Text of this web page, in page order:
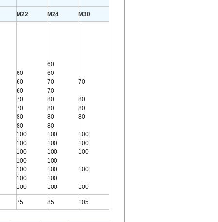
M22 M24 M30
60
60
60
70
70
80
80
100
100
100
100
100
100
100
60
60
70
70
80
80
80
80
100
100
100
100
100
100
100
70
80
80
80
100
100
100
100
100
75 85 105